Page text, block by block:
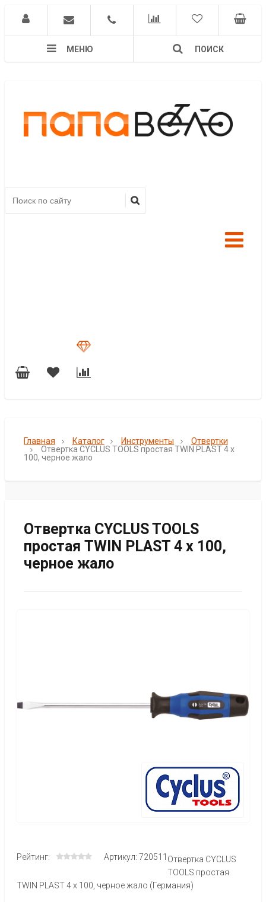
МЕНЮ ПОИСК
Главная Каталог Инструменты
Отвертки
Отвертка CYCLUS TOOLS простая TWIN PLAST 4 x
100, черное жало
Отвертка CYCLUS TOOLS
простая TWIN PLAST 4 x 100,
черное жало
Рейтинг: Артикул: 720511 Отвертка CYCLUS
TOOLS простая
TWIN PLAST 4 x 100, черное жало (Германия)